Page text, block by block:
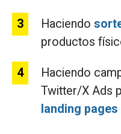
Haciendo
productos
Haciendo
Twitter/X Ads
landing pages